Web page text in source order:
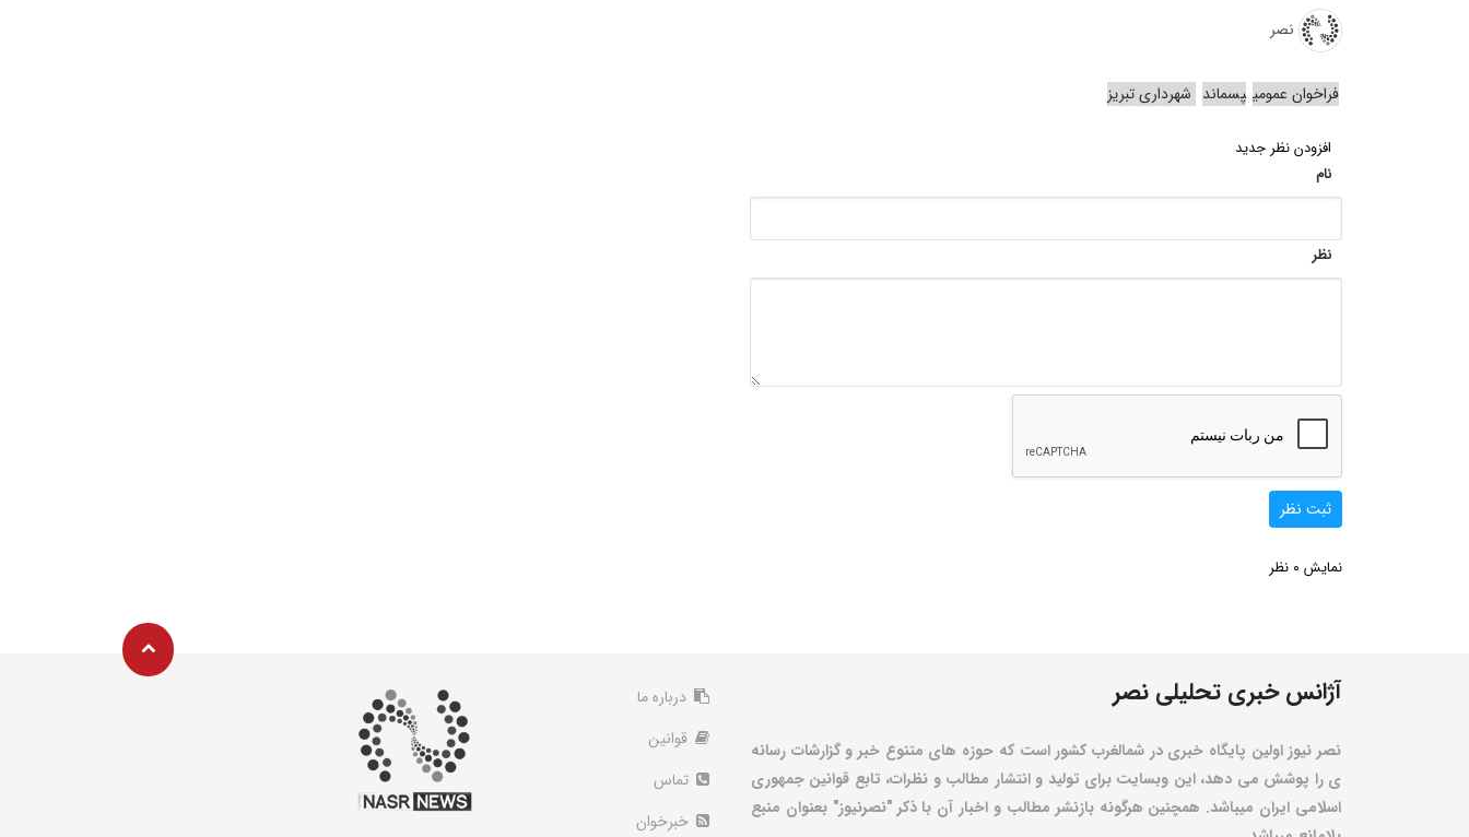
نصر
فراخوان عمومی پسماند شهرداری تبریز
افزودن نظر جدید
نام
نظر
ثبت نظر
نمایش 0 نظر
آژانس خبری تحلیلی نصر
نصر نیوز اولین پایگاه خبری در شمالغرب کشور است که حوزه های متنوع خبر و گزارشات رسانه
ی را پوشش می دهد، این وبسایت برای تولید و انتشار مطالب و نظرات، تابع قوانین جمهوری
اسلامی ایران میباشد. همچنین هرگونه بازنشر مطالب و اخبار آن با ذکر "نصرنیوز" بعنوان منبع
درباره ما
قوانین
تماس
خبرخوان